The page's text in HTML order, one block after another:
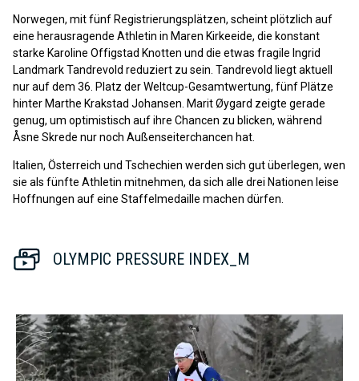
Norwegen, mit fünf Registrierungsplätzen, scheint plötzlich auf
eine herausragende Athletin in Maren Kirkeeide, die konstant
starke Karoline Offigstad Knotten und die etwas fragile Ingrid
Landmark Tandrevold reduziert zu sein. Tandrevold liegt aktuell
nur auf dem 36. Platz der Weltcup-Gesamtwertung, fünf Plätze
hinter Marthe Krakstad Johansen. Marit Øygard zeigte gerade
genug, um optimistisch auf ihre Chancen zu blicken, während
Åsne Skrede nur noch Außenseiterchancen hat.
Italien, Österreich und Tschechien werden sich gut überlegen, wen
sie als fünfte Athletin mitnehmen, da sich alle drei Nationen leise
Hoffnungen auf eine Staffelmedaille machen dürfen.
OLYMPIC PRESSURE INDEX_M